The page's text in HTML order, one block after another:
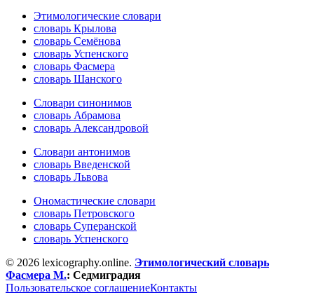
Этимологические словари
словарь Крылова
словарь Семёнова
словарь Успенского
словарь Фасмера
словарь Шанского
Словари синонимов
словарь Абрамова
словарь Александровой
Словари антонимов
словарь Введенской
словарь Львова
Ономастические словари
словарь Петровского
словарь Суперанской
словарь Успенского
© 2026 lexicography.online. Этимологический словарь
Фасмера М.: Седмиградия
Пользовательское соглашениеКонтакты